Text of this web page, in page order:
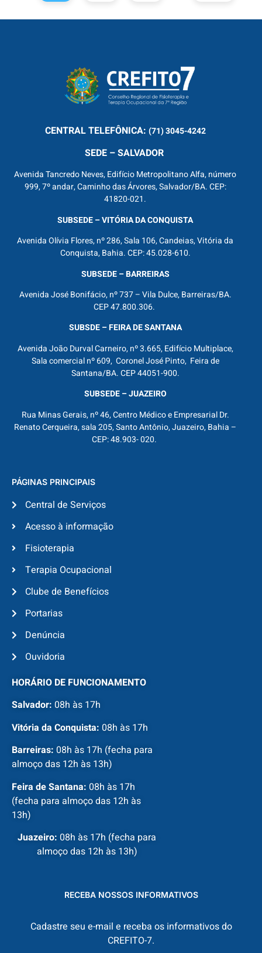
CENTRALTELEFÔNICA: (71) 3045-4242
SEDE – SALVADOR
Avenida Tancredo Neves, Edifício Metropolitano Alfa, número
999, 7º andar, Caminho das Árvores, Salvador/BA. CEP:
41820-021.
SUBSEDE – VITÓRIA DA CONQUISTA
Avenida Olívia Flores, nº 286, Sala 106, Candeias, Vitória da
Conquista, Bahia. CEP: 45.028-610.
SUBSEDE – BARREIRAS
Avenida José Bonifácio, nº 737 – Vila Dulce, Barreiras/BA.
CEP 47.800.306.
SUBSDE – FEIRA DE SANTANA
Avenida João Durval Carneiro, nº 3.665, Edifício Multiplace,
Sala comercial nº 609, Coronel José Pinto, Feira de
Santana/BA. CEP 44051-900.
SUBSEDE – JUAZEIRO
Rua Minas Gerais, nº 46, Centro Médico e Empresarial Dr.
Renato Cerqueira, sala 205, Santo Antônio, Juazeiro, Bahia –
CEP: 48.903- 020.
PÁGINAS PRINCIPAIS
Central de Serviços
Acesso à informação
Fisioterapia
Terapia Ocupacional
Clube de Benefícios
Portarias
Denúncia
Ouvidoria
HORÁRIO DE FUNCIONAMENTO
Salvador: 08h às 17h
Vitória da Conquista: 08h às 17h
Barreiras: 08h às 17h (fecha para
almoço das 12h às 13h)
Feira de Santana: 08h às 17h
(fecha para almoço das 12h às
13h)
Juazeiro: 08h às 17h (fecha para
almoço das 12h às 13h)
RECEBA NOSSOS INFORMATIVOS
Cadastre seu e-mail e receba os informativos do
CREFITO-7.